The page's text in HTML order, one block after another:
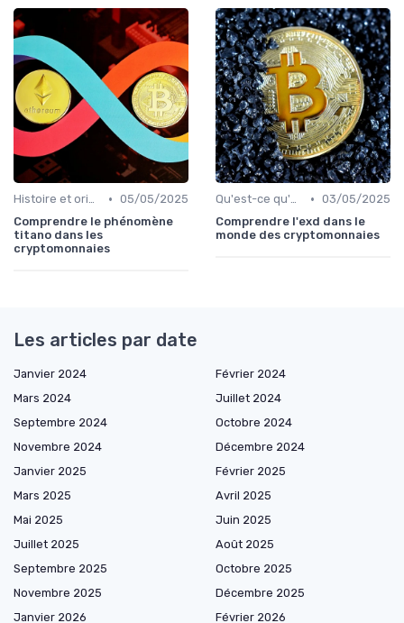
Histoire et origines des cryptomonnaies • 05/05/2025
Comprendre le phénomène
titano dans les
cryptomonnaies
Qu'est-ce qu'une cryptomonnaie? • 03/05/2025
Comprendre l'exd dans le
monde des cryptomonnaies
Les articles par date
Janvier 2024
Février 2024
Mars 2024
Juillet 2024
Septembre 2024
Octobre 2024
Novembre 2024
Décembre 2024
Janvier 2025
Février 2025
Mars 2025
Avril 2025
Mai 2025
Juin 2025
Juillet 2025
Août 2025
Septembre 2025
Octobre 2025
Novembre 2025
Décembre 2025
Janvier 2026
Février 2026